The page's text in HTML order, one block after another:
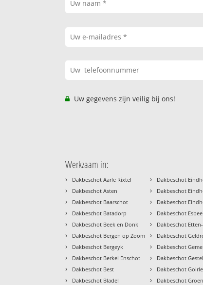
Uw gegevens zijn veilig bij ons!
Werkzaam in:
› Dakbeschot Aarle Rixtel
› Dakbeschot Asten
› Dakbeschot Baarschot
› Dakbeschot Batadorp
› Dakbeschot Beek en Donk
› Dakbeschot Bergen op Zoom
› Dakbeschot Bergeyk
› Dakbeschot Berkel Enschot
› Dakbeschot Best
› Dakbeschot Bladel
› Dakbeschot
› Dakbeschot
› Dakbeschot
› Dakbeschot
› Dakbeschot
› Dakbeschot
› Dakbeschot
› Dakbeschot Gestel
› Dakbeschot Goirle
› Dakbeschot